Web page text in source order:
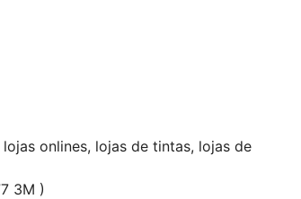
onlines, lojas de tintas, lojas de
3M )